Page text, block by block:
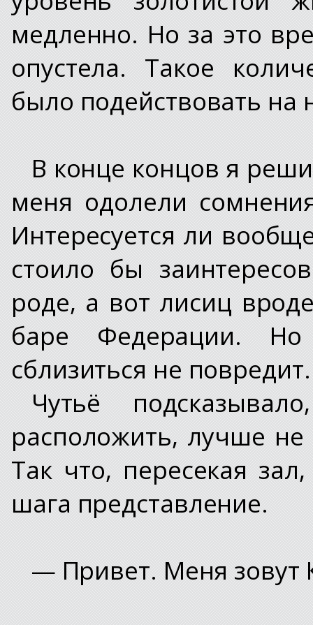
медленно. Но за это
опустела. Такое
было подействовать на
В конце концов я
меня одолели
Интересуется ли
стоило бы
роде, а вот лисиц
баре Федерации.
сблизиться не повредит.
Чутьё
расположить, лучше не
Так что, пересекая
шага представление.
— Привет. Меня зовут